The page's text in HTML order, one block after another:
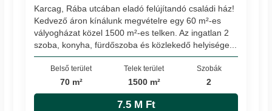
Karcag, Rába utcában eladó felújítandó családi ház!
Kedvező áron kínálunk megvételre egy 60 m²-es
vályogházat közel 1500 m²-es telken. Az ingatlan 2
szoba, konyha, fürdőszoba és közlekedő helyisége...
Belső terület
70 m²
Telek terület
1500 m²
Szobák
2
7.5 M Ft